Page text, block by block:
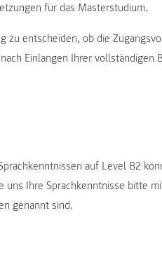
für das Masterstudium.
zu entscheiden, ob die
Einlangen Ihrer vollständigen
auf Level B2
Ihre Sprachkenntnisse bitte
genannt sind.